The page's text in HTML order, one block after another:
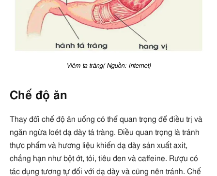
Viêm ta tràng( Nguồn: Internet)
Chế độ ăn
Thay đổi chế độ ăn uống có thể quan trọng để điều trị và
ngăn ngừa loét dạ dày tá tràng. Điều quan trọng là tránh
thực phẩm và hương liệu khiến dạ dày sản xuất axit,
chẳng hạn như bột ớt, tỏi, tiêu đen và caffeine. Rượu có
tác dụng tương tự đối với dạ dày và cũng nên tránh. Chế